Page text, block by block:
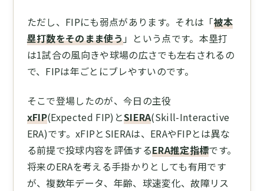
ただし、FIPにも弱点があります。それは「被本
塁打数をそのまま使う」という点です。本塁打
は1試合の風向きや球場の広さでも左右されるの
で、FIPは年ごとにブレやすいのです。
そこで登場したのが、今日の主役
xFIP(Expected FIP)とSIERA(Skill-Interactive
ERA)です。xFIPとSIERAは、ERAやFIPとは異な
る前提で投球内容を評価するERA推定指標です。
将来のERAを考える手掛かりとしても有用です
が、複数年データ、年齢、球速変化、故障リス